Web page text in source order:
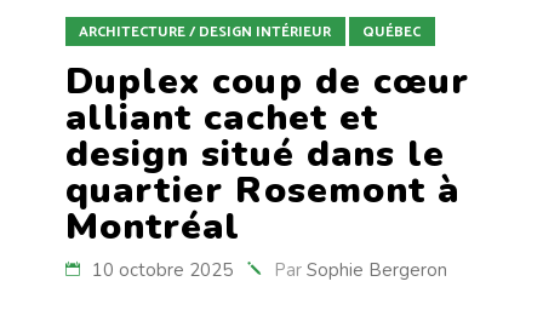
ARCHITECTURE / DESIGN INTÉRIEUR QUÉBEC
Duplex coup de cœur
alliant cachet et
design situé dans le
quartier Rosemont à
Montréal
10 octobre 2025 Par Sophie Bergeron